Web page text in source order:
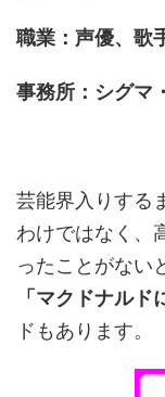
職業：声優、歌
事務所：シグマ
芸能界入りする
わけではなく、
ったことがない
「マクドナルド
ドもあります。